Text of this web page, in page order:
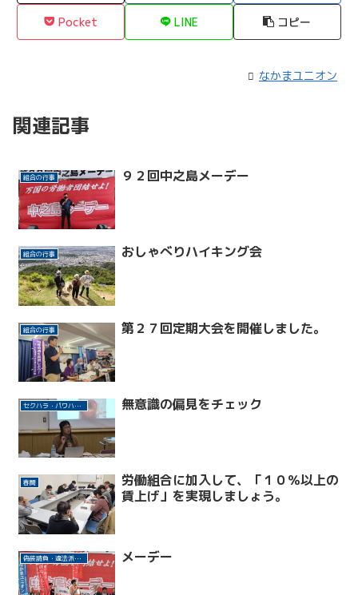
Pocket LINE コピー
なかまユニオン
関連記事
組合の行事 ９２回中之島メーデー
組合の行事 おしゃべりハイキング会
組合の行事 第２７回定期大会を開催しました。
セクハラ・パワハラ許さない！ 無意識の偏見をチェック
春闘
労働組合に加入して、「１０％以上の
賃上げ」を実現しましょう。
偽装請負・違法派遣許さない(東リ事件) メーデー